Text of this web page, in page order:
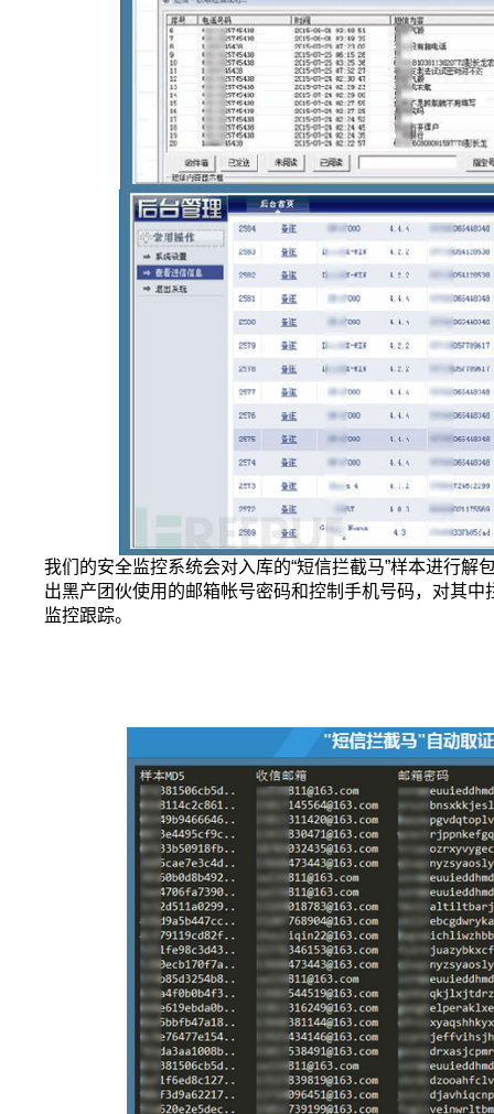
我们的安全监控系统会对入库的“短信拦截马”样本进行
出黑产团伙使用的邮箱帐号密码和控制手机号码，对其
监控跟踪。